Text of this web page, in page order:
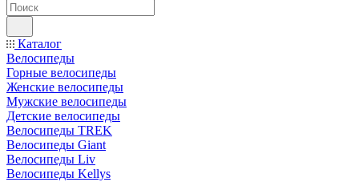
Каталог
Велосипеды
Горные велосипеды
Женские велосипеды
Мужские велосипеды
Детские велосипеды
Велосипеды TREK
Велосипеды Giant
Велосипеды Liv
Велосипеды Kellys